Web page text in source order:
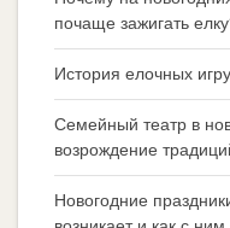
почаще зажигать
История елочных
Семейный театр в
возрождение
Новогодние